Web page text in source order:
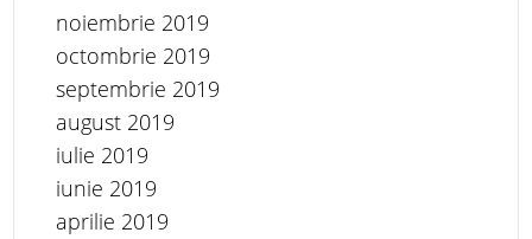
noiembrie 2019
octombrie 2019
septembrie 2019
august 2019
iulie 2019
iunie 2019
aprilie 2019